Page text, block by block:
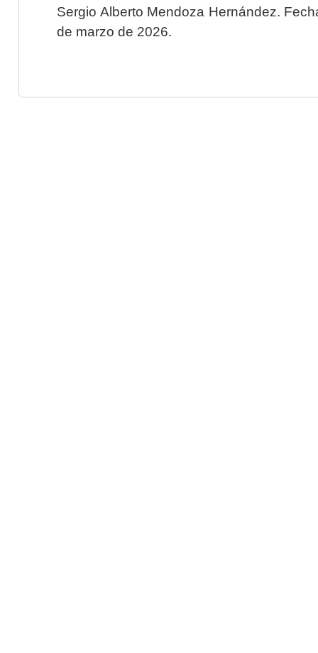
Sergio Alberto Mendoza Hernández.
de marzo de 2026.